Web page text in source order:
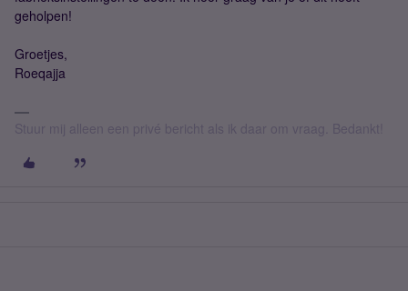
geholpen!
Groetjes,
Roeqajja
Stuur mij alleen een privé bericht als ik daar om vraag. Bedankt!